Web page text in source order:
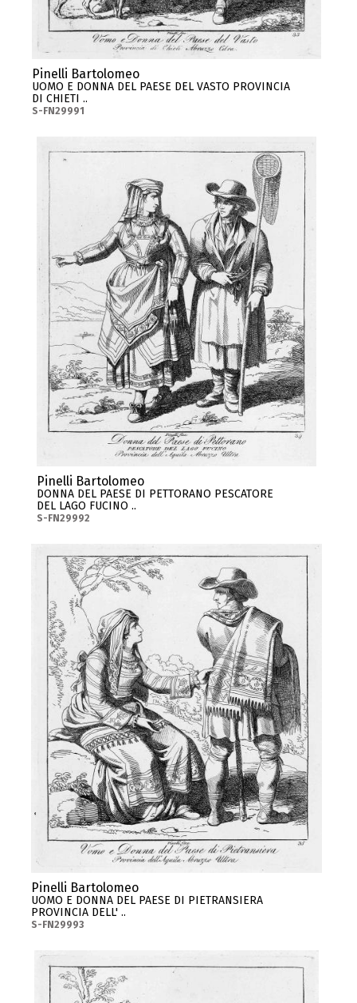
Pinelli Bartolomeo
UOMO E DONNA DEL PAESE DEL VASTO PROVINCIA
DI CHIETI ..
S-FN29991
Pinelli Bartolomeo
DONNA DEL PAESE DI PETTORANO PESCATORE
DEL LAGO FUCINO ..
S-FN29992
Pinelli Bartolomeo
UOMO E DONNA DEL PAESE DI PIETRANSIERA
PROVINCIA DELL' ..
S-FN29993